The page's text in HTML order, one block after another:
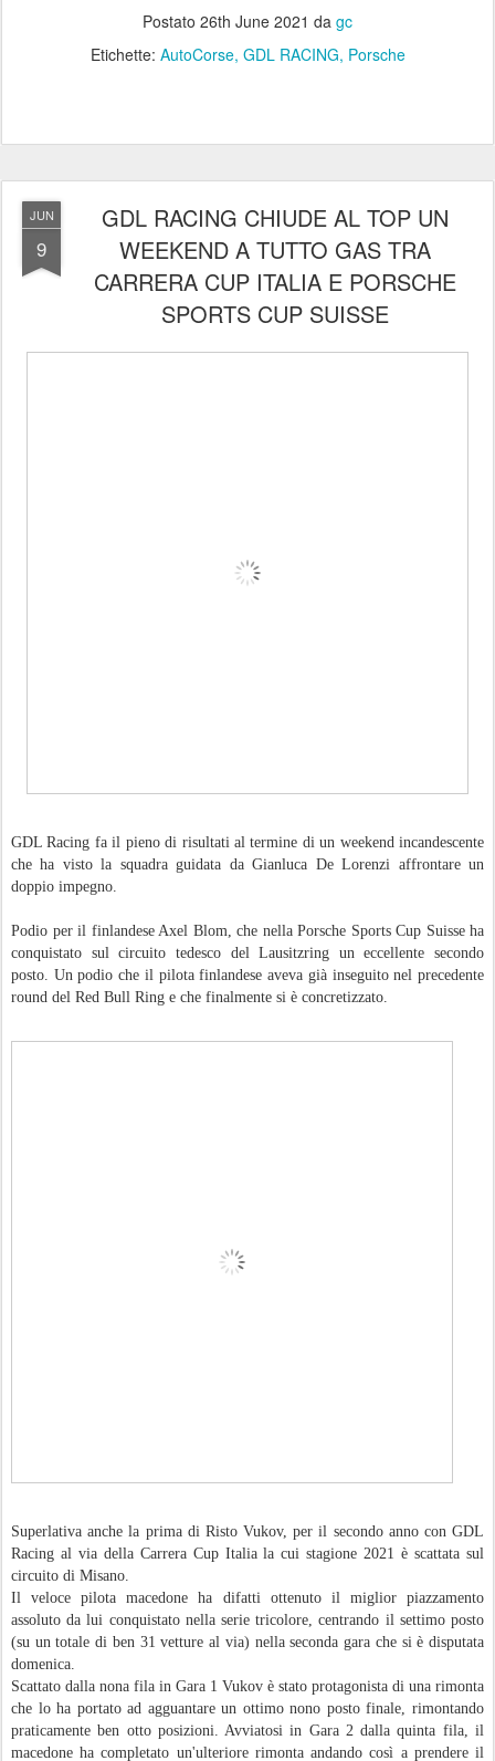
Postato 26th June 2021 da gc
Etichette: AutoCorse GDL RACING Porsche
JUN
9
GDL RACING CHIUDE AL TOP UN
WEEKEND A TUTTO GAS TRA
CARRERA CUP ITALIA E PORSCHE
SPORTS CUP SUISSE
GDL Racing fa il pieno di risultati al termine di un weekend incandescente
che ha visto la squadra guidata da Gianluca De Lorenzi affrontare un
doppio impegno.
Podio per il finlandese Axel Blom, che nella Porsche Sports Cup Suisse ha
conquistato sul circuito tedesco del Lausitzring un eccellente secondo
posto. Un podio che il pilota finlandese aveva già inseguito nel precedente
round del Red Bull Ring e che finalmente si è concretizzato.
Superlativa anche la prima di Risto Vukov, per il secondo anno con GDL
Racing al via della Carrera Cup Italia la cui stagione 2021 è scattata sul
circuito di Misano.
Il veloce pilota macedone ha difatti ottenuto il miglior piazzamento
assoluto da lui conquistato nella serie tricolore, centrando il settimo posto
(su un totale di ben 31 vetture al via) nella seconda gara che si è disputata
domenica.
Scattato dalla nona fila in Gara 1 Vukov è stato protagonista di una rimonta
che lo ha portato ad agguantare un ottimo nono posto finale, rimontando
praticamente ben otto posizioni. Avviatosi in Gara 2 dalla quinta fila, il
macedone ha completato un'ulteriore rimonta andando così a prendere il